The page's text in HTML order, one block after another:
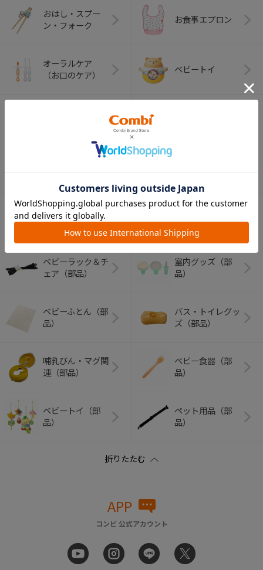
おはし・スプー
ン・フォーク
お食事エプロン
オーラルケア
（お口のケア）
ベビートイ
ト
ベビーカー（部
品）
（部品）
ベビーラック＆チ
ェア（部品）
室内グッズ（部
品）
ベビーふとん（部
品）
バス・トイレグッ
ズ（部品）
哺乳びん・マグ関
連（部品）
ベビー食器（部
品）
ベビートイ（部
品）
ペット用品（部
品）
APP
コンビ 公式アカウント